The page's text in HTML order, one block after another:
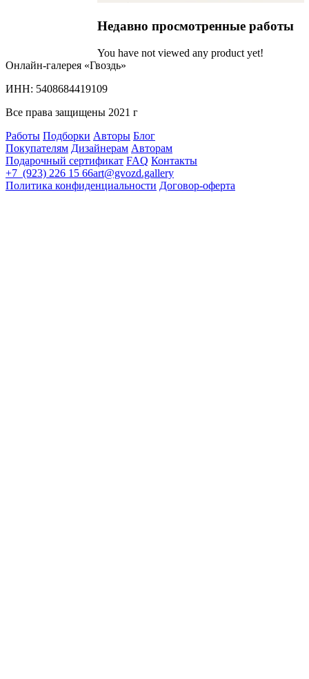
Недавно просмотренные работы
You have not viewed any product yet!
Онлайн-галерея «Гвоздь»
ИНН: 5408684419109
Все права защищены 2021 г
Работы Подборки Авторы Блог
Покупателям Дизайнерам Авторам
Подарочный сертификат FAQ Контакты
+7 (923) 226 15 66art@gvozd.gallery
Политика конфиденциальности Договор-оферта